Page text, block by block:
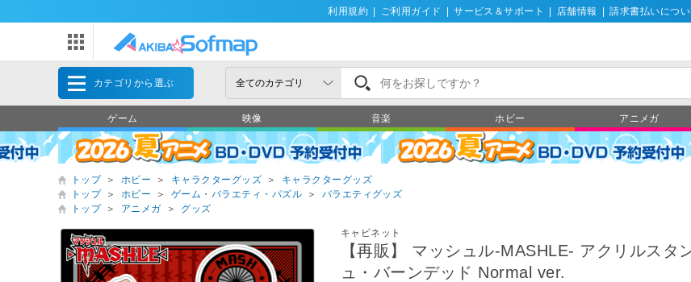
利用規約 ご利用ガイド サービス＆サポート 店舗情報 請求書払いについ
カテゴリから選ぶ
ゲーム 映像 音楽 ホビー アニメガ
トップ ＞ ホビー ＞ キャラクターグッズ ＞
キャラクターグッズ
トップ
＞ ホビー ＞ ゲーム・バラエティ・パズル ＞
バラエティグッズ
トップ
＞ アニメガ ＞ グッズ
キャビネット
【再販】 マッシュル-MASHLE- アクリルスタ
ュ・バーンデッド Normal ver.